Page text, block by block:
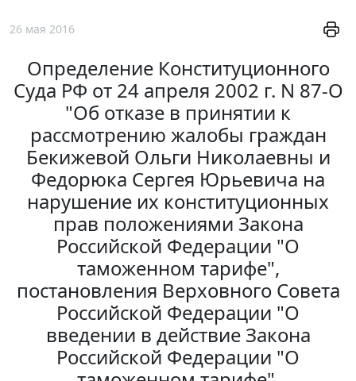
26 мая 2016
Определение Конституционного
Суда РФ от 24 апреля 2002 г. N 87-О
"Об отказе в принятии к
рассмотрению жалобы граждан
Бекижевой Ольги Николаевны и
Федорюка Сергея Юрьевича на
нарушение их конституционных
прав положениями Закона
Российской Федерации "О
таможенном тарифе",
постановления Верховного Совета
Российской Федерации "О
введении в действие Закона
Российской Федерации "О